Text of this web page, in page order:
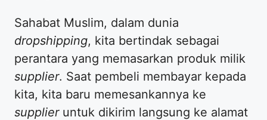
Sahabat Muslim, dalam dunia
dropshipping, kita bertindak sebagai
perantara yang memasarkan produk milik
supplier. Saat pembeli membayar kepada
kita, kita baru memesankannya ke
supplieruntuk dikirim langsung ke alamat